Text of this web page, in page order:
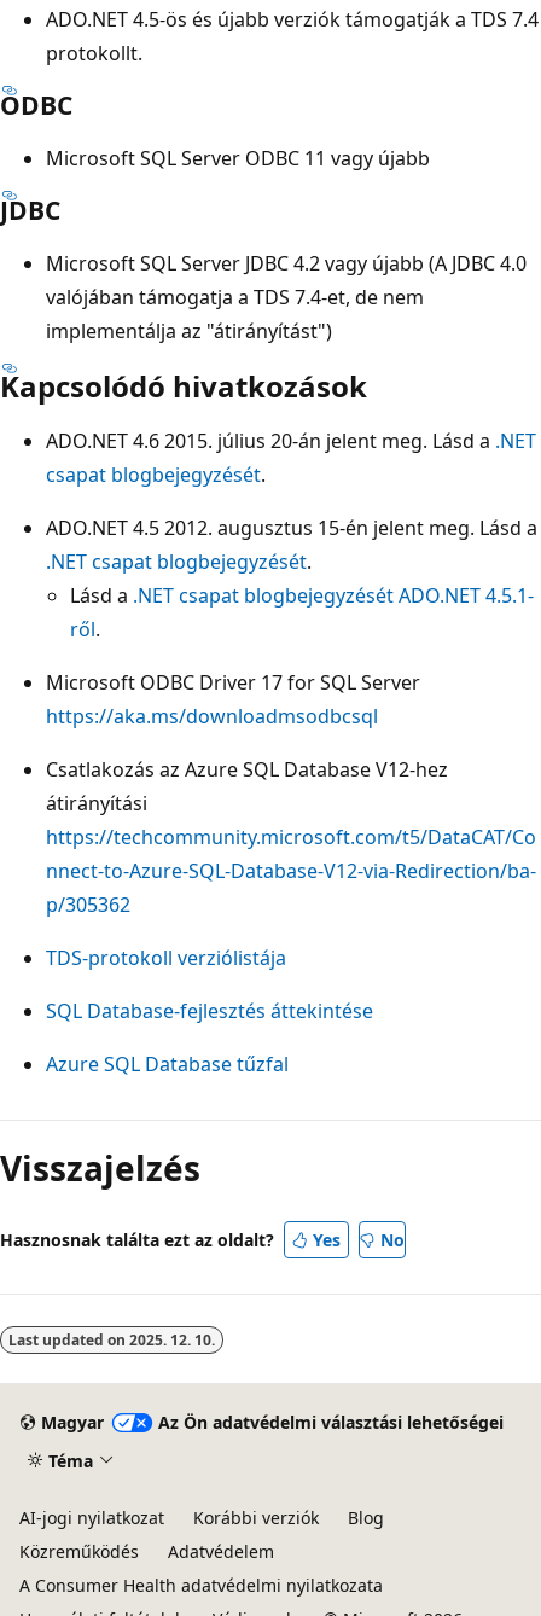
ADO.NET 4.5-ös és újabb verziók támogatják a TDS 7.4
protokollt.
ODBC
Microsoft SQL Server ODBC 11 vagy újabb
JDBC
Microsoft SQL Server JDBC 4.2 vagy újabb (A JDBC 4.0
valójában támogatja a TDS 7.4-et, de nem
implementálja az "átirányítást")
Kapcsolódó hivatkozások
ADO.NET 4.6 2015. július 20-án jelent meg. Lásd a .NET
csapat blogbejegyzését.
ADO.NET 4.5 2012. augusztus 15-én jelent meg. Lásd a
.NET csapat blogbejegyzését.
Lásd a .NET csapat blogbejegyzését ADO.NET 4.5.1-
ről.
Microsoft ODBC Driver 17 for SQL Server
https://aka.ms/downloadmsodbcsql
Csatlakozás az Azure SQL Database V12-hez
átirányítási
https://techcommunity.microsoft.com/t5/DataCAT/Co
nnect-to-Azure-SQL-Database-V12-via-Redirection/ba-
p/305362
TDS-protokoll verziólistája
SQL Database-fejlesztés áttekintése
Azure SQL Database tűzfal
Olvasási
mód
letiltva
Visszajelzés
Hasznosnak találta ezt az oldalt? Yes No
Last updated on 2025. 12. 10.
Magyar
Az Ön adatvédelmi választási lehetőségei
Téma
AI-jogi nyilatkozat Korábbi verziók
Blog
Közreműködés
Adatvédelem
A Consumer Health adatvédelmi nyilatkozata